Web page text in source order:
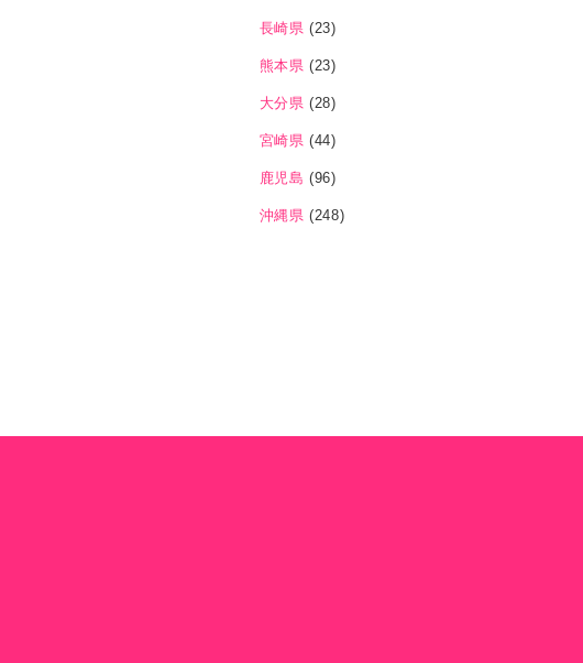
長崎県 (23)
熊本県 (23)
大分県 (28)
宮崎県 (44)
鹿児島 (96)
沖縄県 (248)